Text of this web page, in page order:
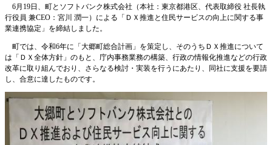
6月19日、町とソフトバンク株式会社（本社：東京都港区、代表取締役 社長執
行役員 兼CEO：宮川 潤一）による「ＤＸ推進と住民サービスの向上に関する事
業連携協定」を締結しました。
町では、令和6年に「大郷町総合計画」を策定し、そのうちＤＸ推進について
は「ＤＸ全体方針」のもと、庁内事務業務の構築、行政の情報化推進などの行政
改革に取り組んでおり、さらなる検討・実装を行うにあたり、同社に支援を要請
し、合意に達したものです。